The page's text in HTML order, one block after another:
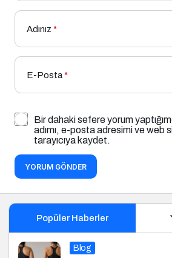
Adınız *
E-Posta*
Bir dahaki sefere yorum
adımı, e-posta adresimi ve web
tarayıcıya kaydet.
YORUM GÖNDER
Popüler Haberler
Blog